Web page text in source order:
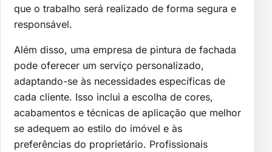
que o trabalho será realizado de forma segura e
responsável.
Além disso, uma empresa de pintura de fachada
pode oferecer um serviço personalizado,
adaptando-se às necessidades específicas de
cada cliente. Isso inclui a escolha de cores,
acabamentos e técnicas de aplicação que melhor
se adequem ao estilo do imóvel e às
preferências do proprietário. Profissionais